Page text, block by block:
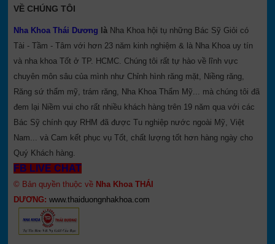
VỀ CHÚNG TÔI
Nha Khoa Thái Dương là Nha Khoa hội tụ những Bác Sỹ Giỏi có
Tài - Tầm - Tâm với hơn 23 năm kinh nghiệm & là Nha Khoa uy tín
và nha khoa Tốt ở TP. HCMC. Chúng tôi rất tự hào về lĩnh vực
chuyên môn sâu của mình như Chỉnh hình răng mặt, Niềng răng,
Răng sứ thẩm mỹ, trám răng, Nha Khoa Thẩm Mỹ... mà chúng tôi đã
đem lại Niềm vui cho rất nhiều khách hàng trên 19 năm qua với các
Bác Sỹ chính quy RHM đã được Tu nghiệp nước ngoài Mỹ, Việt
Nam... và Cam kết phục vụ Tốt, chất lượng tốt hơn hàng ngày cho
Quý Khách hàng.
FB LIVE CHAT
© Bản quyền thuộc về Nha Khoa THÁI
DƯƠNG: www.thaiduongnhakhoa.com